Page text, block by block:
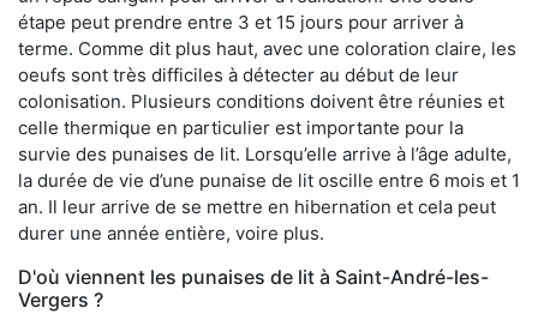
étape peut prendre entre 3 et 15 jours pour arriver à
terme. Comme dit plus haut, avec une coloration claire, les
oeufs sont très difficiles à détecter au début de leur
colonisation. Plusieurs conditions doivent être réunies et
celle thermique en particulier est importante pour la
survie des punaises de lit. Lorsqu’elle arrive à l’âge adulte,
la durée de vie d’une punaise de lit oscille entre 6 mois et 1
an. Il leur arrive de se mettre en hibernation et cela peut
durer une année entière, voire plus.
D'où viennent les punaises de lit à Saint-André-les-
Vergers ?